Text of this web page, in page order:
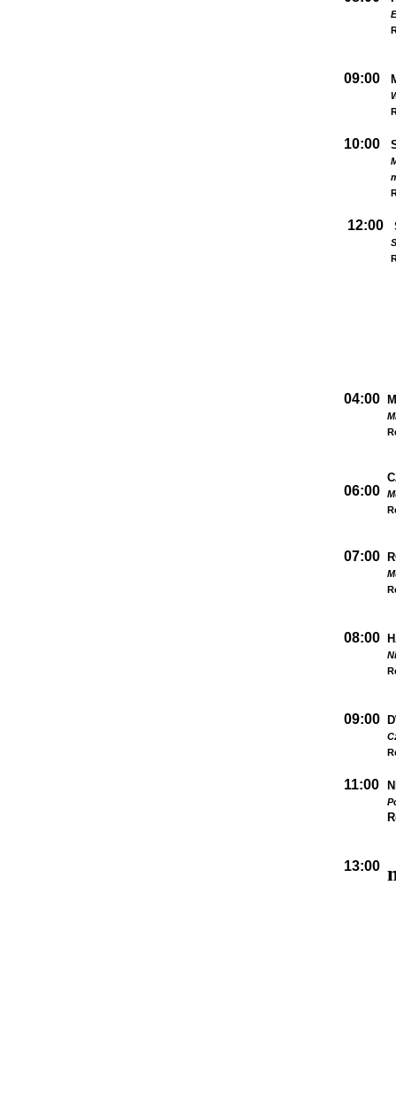
09:00
10:00
12:00
04:00
06:00
07:00
08:00
09:00
11:00
13:00